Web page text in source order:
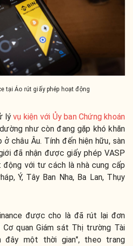
tại Áo rút giấy phép hoạt động
lývụ kiện với Ủy ban Chứng khoán
như còn đang gặp khó khăn
châu Âu. Tính đến hiện hữu, sàn
đã nhận được giấy phép VASP
với tư cách là nhà cung cấp
Ý, Tây Ban Nha, Ba Lan, Thụy
được cho là đã rút lại đơn
quan Giám sát Thị trường Tài
đây một thời gian", theo trang